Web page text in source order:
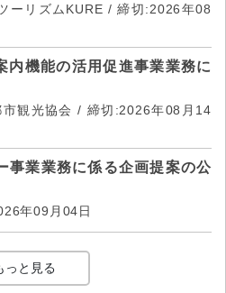
ーリズムKURE / 締切:2026年08
内機能の活用促進事業業務に
市観光協会 / 締切:2026年08月14
事業業務に係る企画提案の公
年09月04日
っと見る